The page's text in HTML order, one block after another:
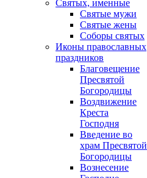
Святых, именные
Святые мужи
Святые жены
Соборы святых
Иконы православных
праздников
Благовещение
Пресвятой
Богородицы
Воздвижение
Креста
Господня
Введение во
храм Пресвятой
Богородицы
Вознесение